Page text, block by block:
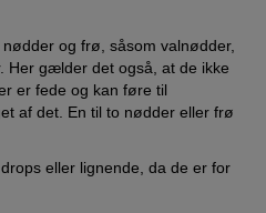
og frø, såsom valnødder,
Her gælder det også, at de ikke
er fede og kan føre til
af det. En til to nødder eller frø
eller lignende, da de er for